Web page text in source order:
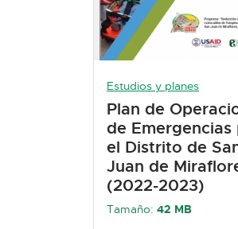
Estudios y planes
Plan de
de Emergencias
el Distrito de
Juan de
(2022-2023)
Tamaño: 42 MB